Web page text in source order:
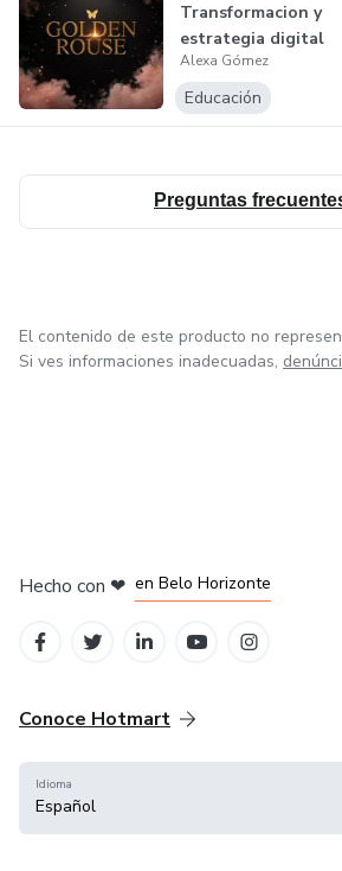
Transformacion y
estrategia digital
Alexa Gómez
Educación
Preguntas
El contenido de este producto no
Si ves informaciones inadecuadas,
Hecho con ❤ en Belo Horizonte
Conoce Hotmart
Idioma
Español